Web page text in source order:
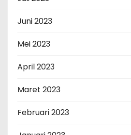
Juni 2023
Mei 2023
April 2023
Maret 2023
Februari 2023